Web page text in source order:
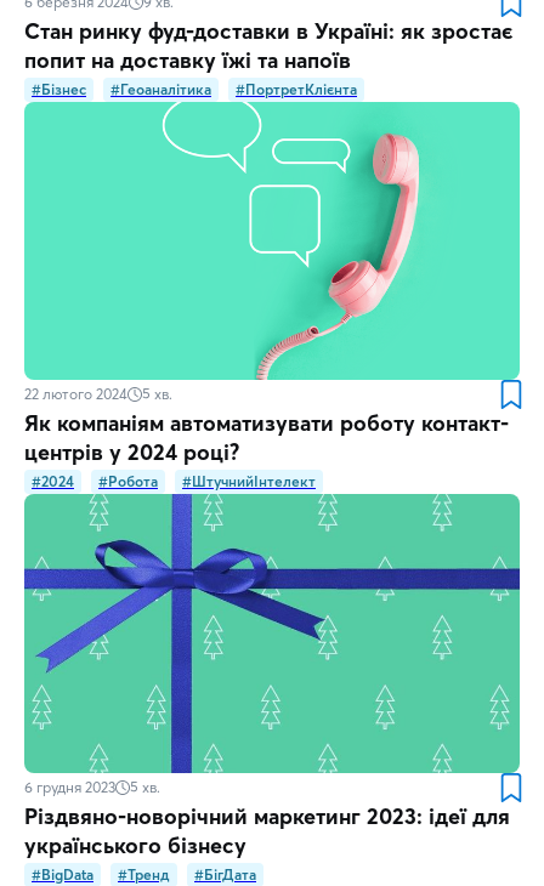
Стан ринку фуд-доставки в Україні: як зростає
попит на доставку їжі та напоїв
#Бізнес #Геоаналітика #ПортретКлієнта
22 лютого 2024 5 хв.
Як компаніям автоматизувати роботу контакт-
центрів у 2024 році?
#2024 #Робота #ШтучнийІнтелект
6 грудня 2023 5 хв.
Різдвяно-новорічний маркетинг 2023: ідеї для
українського бізнесу
#BigData #Тренд #БігДата